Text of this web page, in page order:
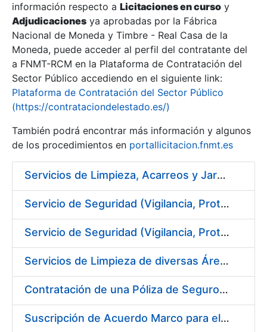
Mostrar/Ocultar
información respecto a Licitaciones en curso y
Adjudicaciones ya aprobadas por la Fábrica
Nacional de Moneda y Timbre - Real Casa de la
Moneda, puede acceder al perfil del contratante del
a FNMT-RCM en la Plataforma de Contratación del
Sector Público accediendo en el siguiente link:
Plataforma de Contratación del Sector Público
(https://contrataciondelestado.es/)
También podrá encontrar más información y algunos
de los procedimientos en portallicitacion.fnmt.es
Servicios de Limpieza, Acarreos y Jardinería para la Fábrica Nacional de Moneda y Timbre – Real Casa de Moneda
Servicio de Seguridad (Vigilancia, Protección y Control) en los Centros de la FNMT-RCM en Madrid
Servicio de Seguridad (Vigilancia, Protección y Control) en los Centros de la FNMT-RCM en Burgos
Servicios de Limpieza de diversas Áreas y Edificios de la Fábrica, Servicio de Acarreo de Mobiliario y Enseres y Mantenimiento de las Zonas Ajardinadas, para la Fábrica de Papel de Burgos de la Fábrica Nacional de Moneda y Timbre – Real Casa de Moneda
Contratación de una Póliza de Seguro Colectivo de Asistencia Sanitaria
Suscripción de Acuerdo Marco para el Servicio de Visitas a Oficinas de Registro